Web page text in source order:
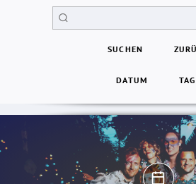
SUCHEN
DATUM